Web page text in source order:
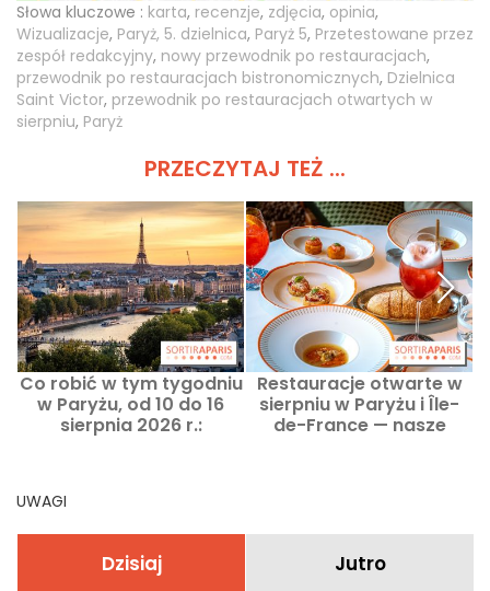
Słowa kluczowe : karta, recenzje, zdjęcia, opinia,
Wizualizacje, Paryż, 5. dzielnica, Paryż 5, Przetestowane przez
zespół redakcyjny, nowy przewodnik po restauracjach,
przewodnik po restauracjach bistronomicznych, Dzielnica
Saint Victor, przewodnik po restauracjach otwartych w
sierpniu, Paryż
PRZECZYTAJ TEŻ ...
Co robić w tym tygodniu
w Paryżu, od 10 do 16
sierpnia 2026 r.:
Restauracje otwarte w
sierpniu w Paryżu i Île-
de-France — nasze
UWAGI
Dzisiaj Jutro